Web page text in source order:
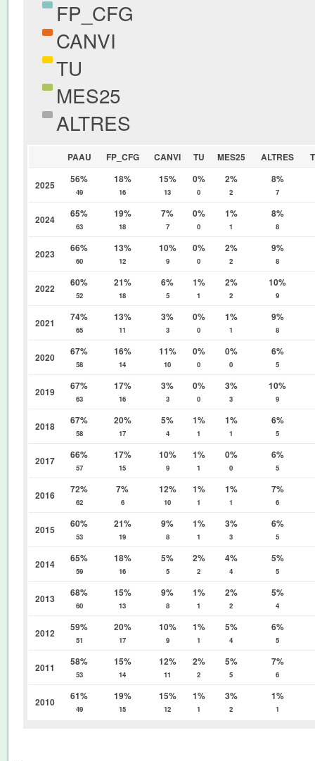
FP_CFG
CANVI
TU
MES25
ALTRES
PAAU FP_CFG CANVI TU MES25 ALTRES
2025 56%
49
18%
16
15%
13
0%
0
2%
2
8%
7
2024 65%
63
19%
18
7%
7
0%
0
1%
1
8%
8
2023 66%
60
13%
12
10%
9
0%
0
2%
2
9%
8
2022 60%
52
21%
18
6%
5
1%
1
2%
2
10%
9
2021 74%
65
13%
11
3%
3
0%
0
1%
1
9%
8
2020 67%
58
16%
14
11%
10
0%
0
0%
0
6%
5
2019 67%
63
17%
16
3%
3
0%
0
3%
3
10%
9
2018 67%
58
20%
17
5%
4
1%
1
1%
1
6%
5
2017 66%
57
17%
15
10%
9
1%
1
0%
0
6%
5
2016 72%
62
7%
6
12%
10
1%
1
1%
1
7%
6
2015 60%
53
21%
19
9%
8
1%
1
3%
3
6%
5
2014 65%
59
18%
16
5%
5
2%
2
4%
4
5%
5
2013 68%
60
15%
13
9%
8
1%
1
2%
2
5%
4
2012 59%
51
20%
17
10%
9
1%
1
5%
4
6%
5
2011 58%
53
15%
14
12%
11
2%
2
5%
5
7%
6
2010 61%
49
19%
15
15%
12
1%
1
3%
2
1%
1